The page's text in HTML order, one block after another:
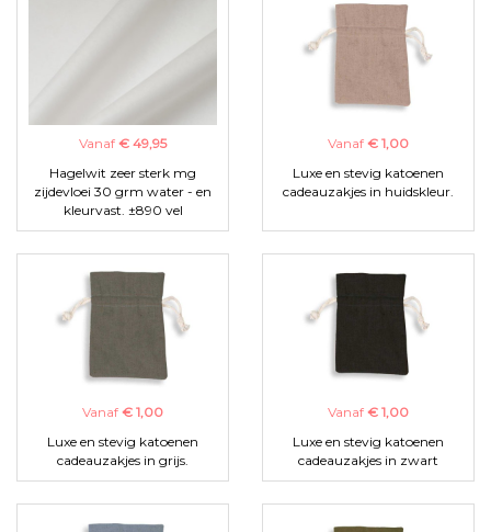
Vanaf € 49,95
Hagelwit zeer sterk mg
zijdevloei 30 grm water - en
kleurvast. ±890 vel
Vanaf € 1,00
Luxe en stevig katoenen
cadeauzakjes in huidskleur.
Vanaf € 1,00
Luxe en stevig katoenen
cadeauzakjes in grijs.
Vanaf € 1,00
Luxe en stevig katoenen
cadeauzakjes in zwart